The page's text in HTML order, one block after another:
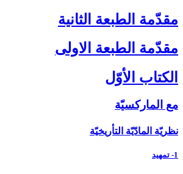
مقدّمة الطبعة الثانية
مقدّمة الطبعة الاولى‏
الكتاب الأوّل‏
مع الماركسيّة
نظريّة المادّيّة التأريخيّة
1- تمهيد